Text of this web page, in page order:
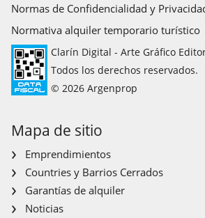
Normas de Confidencialidad y
Normativa alquiler temporario turístico
Clarín Digital - Arte Gráfico
Todos los derechos reservados.
© 2026 Argenprop
Mapa de sitio
Emprendimientos
Countries y Barrios Cerrados
Garantías de alquiler
Noticias